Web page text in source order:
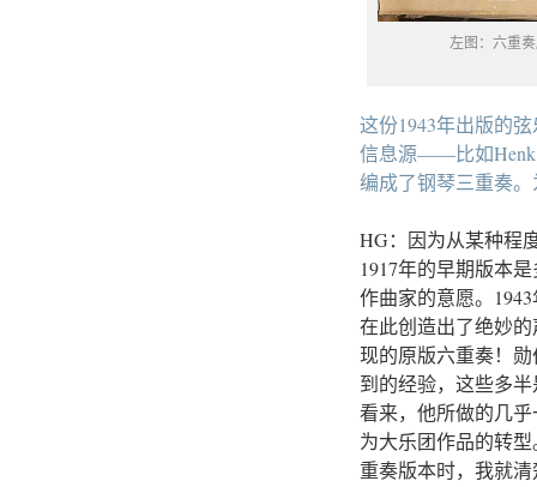
左图：六重
这份1943年出版的
信息源——比如Henk
编成了钢琴三重奏
HG：因为从某种程
1917年的早期版本
作曲家的意愿。
在此创造出了绝妙
现的原版六重奏！
到的经验，这些多
看来，他所做的几
为大乐团作品的转
重奏版本时，我就